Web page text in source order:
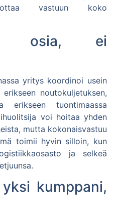
ottaa vastuun koko
osia, ei
yritys koordinoi usein
noutokuljetuksen,
erikseen tuontimaassa
voi hoitaa yhden
mutta kokonaisvastuu
toimii hyvin silloin, kun
ja selkeä
kumppani,